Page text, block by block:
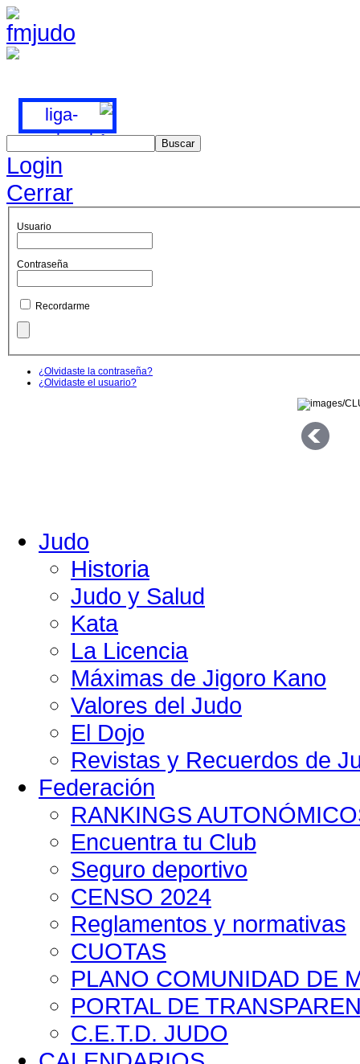
Login
Cerrar
Usuario
Contraseña
Recordarme
¿Olvidaste la contraseña?
¿Olvidaste el usuario?
Judo
Historia
Judo y Salud
Kata
La Licencia
Máximas de Jigoro Kano
Valores del Judo
El Dojo
Revistas y Recuerdos de
Federación
RANKINGS
Encuentra tu Club
Seguro deportivo
CENSO 2024
Reglamentos y normativas
CUOTAS
PLANO COMUNIDAD DE
PORTAL DE
C.E.T.D. JUDO